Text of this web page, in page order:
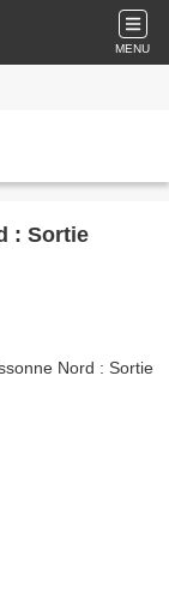
MENU
: Sortie